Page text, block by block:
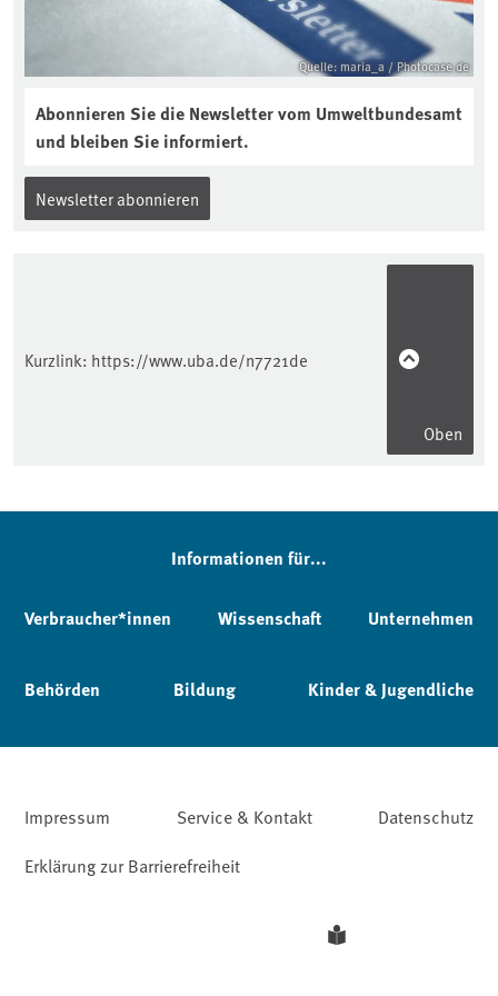
Quelle: maria_a / Photocase.de
Abonnieren Sie die Newsletter vom Umweltbundesamt
und bleiben Sie informiert.
Newsletter abonnieren
Kurzlink: https://www.uba.de/n7721de
Oben
Informationen für...
Verbraucher*innen Wissenschaft Unternehmen
Behörden Bildung Kinder & Jugendliche
Impressum Service & Kontakt
Datenschutz
Erklärung zur Barrierefreiheit